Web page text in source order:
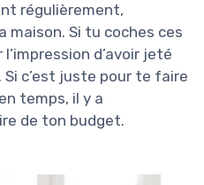
régulièrement,
maison. Si tu coches ces
d’avoir jeté
c’est juste pour te faire
temps, il y a
de ton budget.